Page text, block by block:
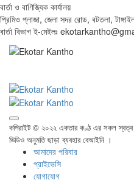
বার্তা ও বাণিজ্যিক কার্যালয়
প্রিমিও প্লাজা, জেলা সদর রোড, বটতলা,
বার্তা বিভাগ ই-মেইলঃ
কপিরাইট © ২০২২ একতার কণ্ঠ এর সকল স্বত্ব
ভিডিও অনুমতি ছাড়া ব্যবহার বেআইনি ।
আমাদের পরিবার
প্রাইভেসি
যোগাযোগ